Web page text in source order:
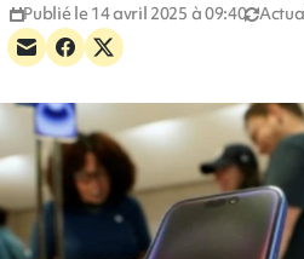
Publié le 14 avril 2025 à 09:40